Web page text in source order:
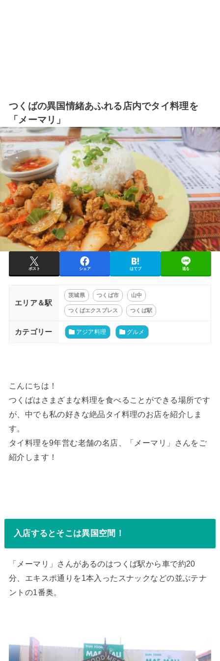
つくばの異国情緒あふれる店内でタイ料理を
「メーマリ」
ポスト シェア はてブ 送る
エリア＆駅
茨城県 つくば市 山中
つくばエクスプレス つくば駅
カテゴリー アジア料理 グルメ
こんにちは！
つくばはさまざまな料理を食べることができる場所です
が、中でも私の好きな絶品タイ料理のお店を紹介しま
す。
タイ料理を9年営む老舗の名店、「メーマリ」さんをご
紹介します！
入店するとそこは異国空間！
「メーマリ」さんがあるのはつくば駅から車で約20
分、エキスポ通りを1本入ったスナックなどの並ぶテナ
ントの1番奥。